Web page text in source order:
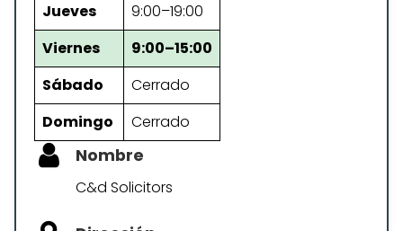
Jueves
9:00–19:00
Viernes
9:00–15:00
Sábado
Cerrado
Domingo
Cerrado
Nombre
C&d Solicitors